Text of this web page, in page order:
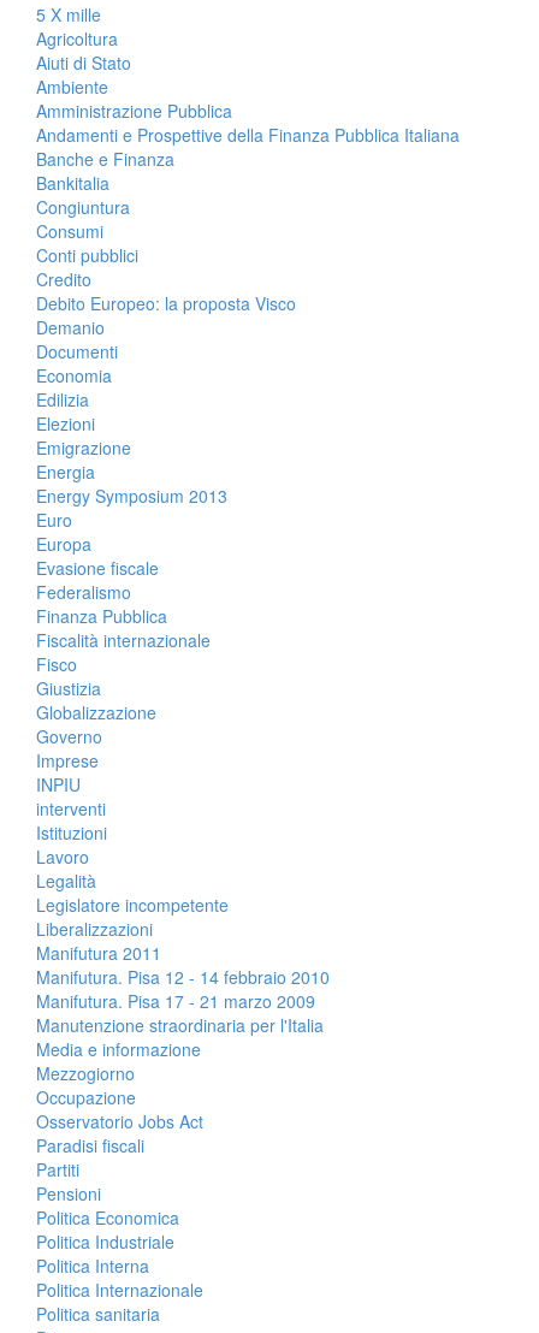
5 X mille
Agricoltura
Aiuti di Stato
Ambiente
Amministrazione Pubblica
Andamenti e Prospettive della Finanza Pubblica Italiana
Banche e Finanza
Bankitalia
Congiuntura
Consumi
Conti pubblici
Credito
Debito Europeo: la proposta Visco
Demanio
Documenti
Economia
Edilizia
Elezioni
Emigrazione
Energia
Energy Symposium 2013
Euro
Europa
Evasione fiscale
Federalismo
Finanza Pubblica
Fiscalità internazionale
Fisco
Giustizia
Globalizzazione
Governo
Imprese
INPIU
interventi
Istituzioni
Lavoro
Legalità
Legislatore incompetente
Liberalizzazioni
Manifutura 2011
Manifutura. Pisa 12 - 14 febbraio 2010
Manifutura. Pisa 17 - 21 marzo 2009
Manutenzione straordinaria per l'Italia
Media e informazione
Mezzogiorno
Occupazione
Osservatorio Jobs Act
Paradisi fiscali
Partiti
Pensioni
Politica Economica
Politica Industriale
Politica Interna
Politica Internazionale
Politica sanitaria